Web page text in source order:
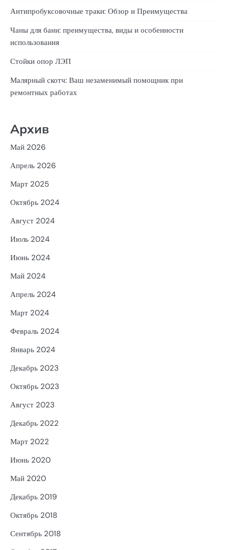
Антипробуксовочные траки: Обзор и Преимущества
Чаны для бани: преимущества, виды и особенности
использования
Стойки опор ЛЭП
Малярный скотч: Ваш незаменимый помощник при
ремонтных работах
Архив
Май 2026
Апрель 2026
Март 2025
Октябрь 2024
Август 2024
Июль 2024
Июнь 2024
Май 2024
Апрель 2024
Март 2024
Февраль 2024
Январь 2024
Декабрь 2023
Октябрь 2023
Август 2023
Декабрь 2022
Март 2022
Июнь 2020
Май 2020
Декабрь 2019
Октябрь 2018
Сентябрь 2018